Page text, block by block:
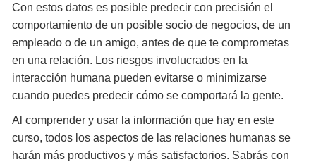
Con estos datos es posible predecir con precisión el
comportamiento de un posible socio de negocios, de un
empleado o de un amigo, antes de que te comprometas
en una relación. Los riesgos involucrados en la
interacción humana pueden evitarse o minimizarse
cuando puedes predecir cómo se comportará la gente.
Al comprender y usar la información que hay en este
curso, todos los aspectos de las relaciones humanas se
harán más productivos y más satisfactorios. Sabrás con